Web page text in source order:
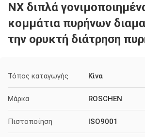
NX διπλά
κομμάτια πυρήνων
την ορυκτή διάτρηση
Τόπος καταγωγής Κίνα
Μάρκα ROSCHEN
Πιστοποίηση ISO9001